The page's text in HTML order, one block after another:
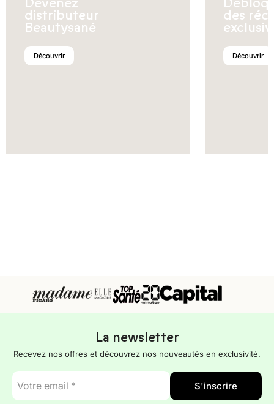
distributeur
Beautysané
Découvrir
des
Découvrir
La newsletter
Recevez nos offres et découvrez nos nouveautés en exclusivité.
E-
mail
*
S'inscrire